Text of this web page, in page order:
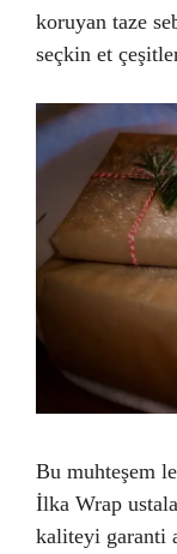
koruyan taze
seçkin et
Bu muhteşem
İlka Wrap
kaliteyi garanti